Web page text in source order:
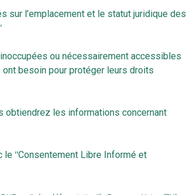
sur l’emplacement et le statut juridique des
ou nécessairement accessibles
besoin pour protéger leurs droits
les informations concernant
le ʺConsentement Libre Informé et